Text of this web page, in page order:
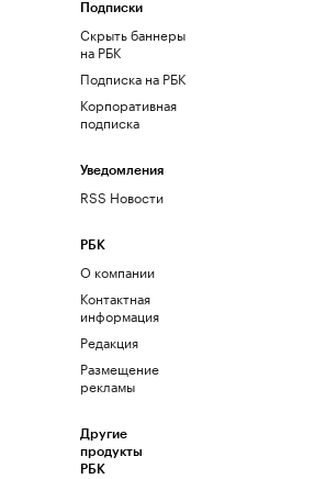
Подписки
Скрыть баннеры
на РБК
Подписка на РБК
Корпоративная
подписка
Уведомления
RSS Новости
РБК
О компании
Контактная
информация
Редакция
Размещение
рекламы
Другие
продукты
РБК